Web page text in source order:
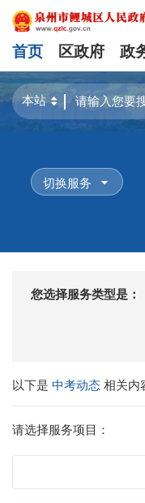
首页 区政府 政
切换服务
您选择服务类型是：
以下是中考动态相关内
请选择服务项目：